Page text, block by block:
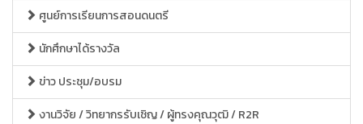
ศูนย์การเรียนการสอนดนตรี
นักศึกษาได้รางวัล
ข่าว ประชุม/อบรม
งานวิจัย / วิทยากรรับเชิญ / ผู้ทรงคุณวุฒิ / R2R